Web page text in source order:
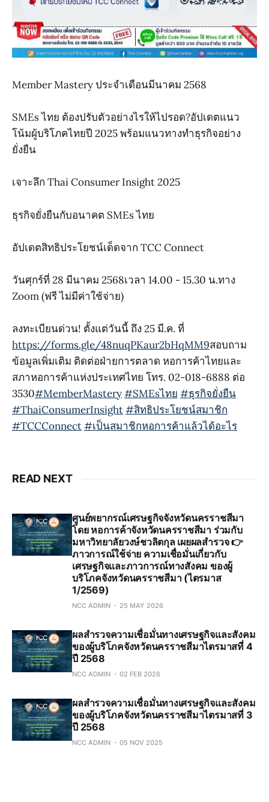
Member Mastery ประจำเดือนมีนาคม 2568
SMEs ไทย ต้องปรับตัวอย่างไรให้ไปรอด?อัปเดตแนว
โน้มผู้บริโภคไทยปี 2025 พร้อมแนวทางทำธุรกิจอย่าง
ยั่งยืน
เจาะลึก Thai Consumer Insight 2025
ธุรกิจยั่งยืนกับอนาคต SMEs ไทย
อัปเดตสิทธิประโยชน์เด็ดจาก TCC Connect
วันศุกร์ที่ 28 มีนาคม 2568เวลา 14.00 - 15.30 น.ทาง
Zoom (ฟรี ไม่มีค่าใช้จ่าย)
ลงทะเบียนด่วน! ตั้งแต่วันนี้ ถึง 25 มี.ค. ที่
https://forms.gle/48nuqPKaur2bHqMM9สอบถาม
ข้อมูลเพิ่มเติม ติดต่อฝ่ายการตลาด หอการค้าไทยและ
สภาหอการค้าแห่งประเทศไทย โทร. 02-018-6888 ต่อ
3530#MemberMastery#SMEsไทย #ธุรกิจยั่งยืน
#ThaiConsumerInsight#สิทธิประโยชน์สมาชิก
#TCCConnect#เป็นสมาชิกหอการค้าแล้วได้อะไร
READ NEXT
ศูนย์พยากรณ์เศรษฐกิจจังหวัดนครราชสีมา
โดย หอการค้าจังหวัดนครราชสีมา ร่วมกับ
มหาวิทยาลัยวงษ์ชวลิตกุล เผยผลสำรวจ 👉
ภาวการณ์ใช้จ่าย ความเชื่อมั่นเกี่ยวกับ
เศรษฐกิจและภาวการณ์ทางสังคม ของผู้
บริโภคจังหวัดนครราชสีมา (ไตรมาส
1/2569)
NCC ADMIN 25 MAY 2026
ผลสำรวจความเชื่อมั่นทางเศรษฐกิจและสังคม
ของผู้บริโภคจังหวัดนครราชสีมาไตรมาสที่ 4
ปี 2568
NCC ADMIN 02 FEB 2026
ผลสำรวจความเชื่อมั่นทางเศรษฐกิจและสังคม
ของผู้บริโภคจังหวัดนครราชสีมาไตรมาสที่ 3
ปี 2568
NCC ADMIN 05 NOV 2025